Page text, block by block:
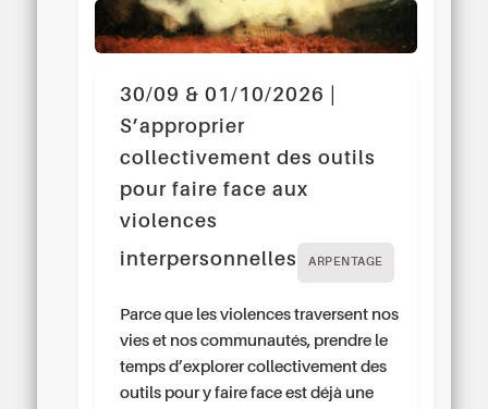
30/09 & 01/10/2026 |
S’approprier
collectivement des outils
pour faire face aux
violences
interpersonnelles
ARPENTAGE
Parce que les violences traversent nos
vies et nos communautés, prendre le
temps d’explorer collectivement des
outils pour y faire face est déjà une